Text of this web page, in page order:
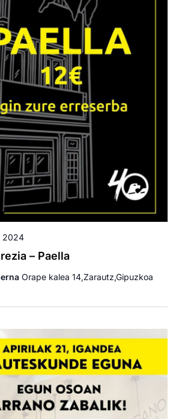
– Paella
2024
Orape kalea 14,Zarautz,Gipuzkoa